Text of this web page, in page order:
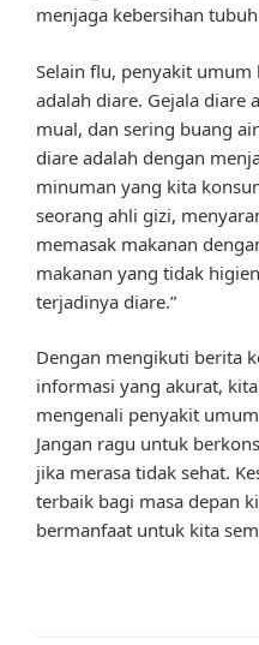
menjaga kebersihan
Selain flu, penyakit
adalah diare. Gejala diare
mual, dan sering buang
diare adalah dengan
minuman yang kita
seorang ahli gizi,
memasak makanan
makanan yang tidak
terjadinya diare.”
Dengan mengikuti berita
informasi yang akurat,
mengenali penyakit
Jangan ragu untuk
jika merasa tidak sehat.
terbaik bagi masa depan
bermanfaat untuk kita